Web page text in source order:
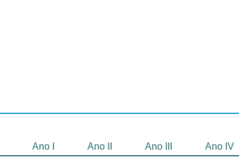
Ano I Ano II Ano III Ano IV